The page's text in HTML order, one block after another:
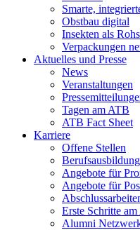
Smarte,
Obstbau digital
Insekten als
Verpackungen
Aktuelles und Presse
News
Veranstaltungen
Tagen am ATB
ATB Fact Sheet
Karriere
Offene Stellen
Angebote für
Angebote für
Erste Schritte
Alumni